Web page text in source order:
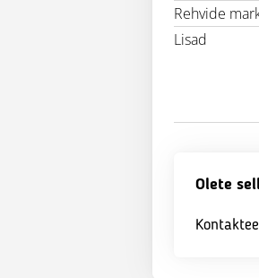
Rehvide
Lisad
Olete